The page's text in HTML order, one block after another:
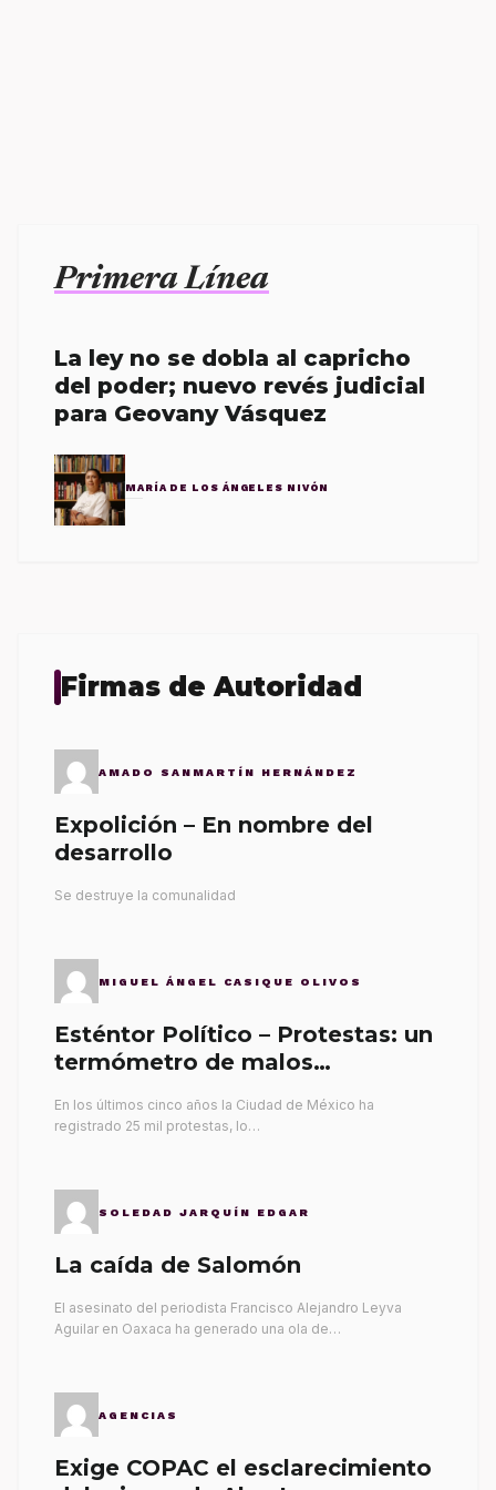
Primera Línea
La ley no se dobla al capricho
del poder; nuevo revés judicial
para Geovany Vásquez
MARÍA DE LOS ÁNGELES NIVÓN
Firmas de Autoridad
AMADO SANMARTÍN HERNÁNDEZ
Expolición – En nombre del
desarrollo
Se destruye la comunalidad
MIGUEL ÁNGEL CASIQUE OLIVOS
Esténtor Político – Protestas: un
termómetro de malos
En los últimos cinco años la Ciudad de México ha
registrado 25 mil protestas, lo…
SOLEDAD JARQUÍN EDGAR
La caída de Salomón
El asesinato del periodista Francisco Alejandro Leyva
Aguilar en Oaxaca ha generado una ola de…
AGENCIAS
Exige COPAC el esclarecimiento